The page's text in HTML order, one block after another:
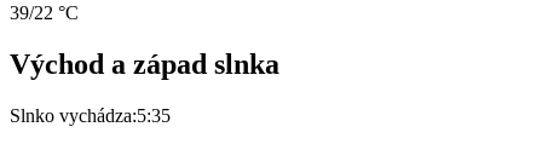
39/22 °C
Východ a západ slnka
Slnko vychádza:5:35